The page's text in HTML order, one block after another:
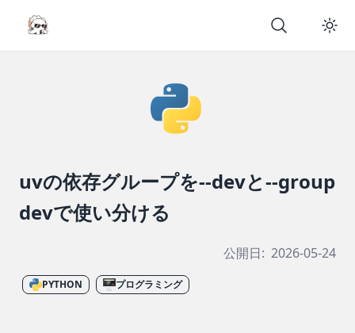
uvの依存グループを--devと--group
devで使い分ける
公開日: 2026-05-24
PYTHON プログラミング